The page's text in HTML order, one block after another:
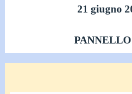
21 giugno
PANNELLO